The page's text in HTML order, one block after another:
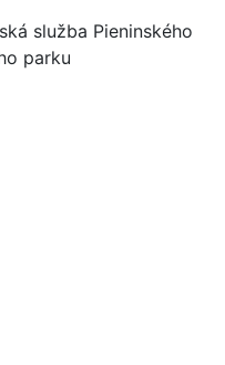
služba Pieninského
parku